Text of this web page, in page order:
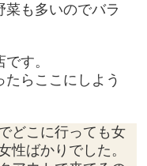
も多いのでバラ
す。
らここにしよう
どこに行っても女
性ばかりでした。